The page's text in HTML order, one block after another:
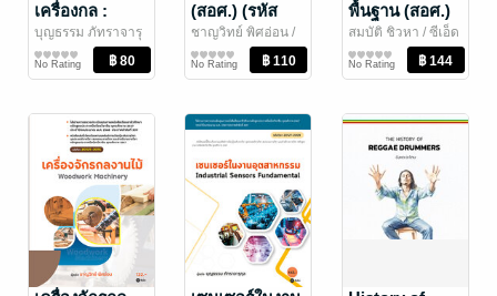
เครื่องกล :
Mechanical
Mechanics
(สอศ.) (รหัส
2007)
บุญธรรม ภัทราจารุ
กุล/ ซีเอ็ดยูเคชั่น
การศึกษา/ตำรา
เรียน
No Rating
(สอศ.) (รหัส
วิชา 20100-
1011)
ชาญวิทย์ พิศอ่อน /
ซีเอ็ดยูเคชั่น
การศึกษา/ตำรา
เรียน
No Rating
พื้นฐาน (สอศ.)
(รหัสวิชา
20102-2012)
สมบัติ ชิวหา / ซีเอ็ด
ยูเคชั่น
การศึกษา/ตำรา
เรียน
No Rating